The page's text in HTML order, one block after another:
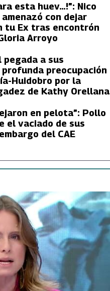
esta huev…!”: Nico
con dejar
tu Ex tras encontrón
Arroyo
pegada a sus
profunda preocupación
Huidobro por la
de Kathy Orellana
en pelota”: Pollo
el vaciado de sus
del CAE